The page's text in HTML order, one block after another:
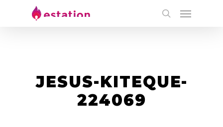
JESUS-KITEQUE-
224069